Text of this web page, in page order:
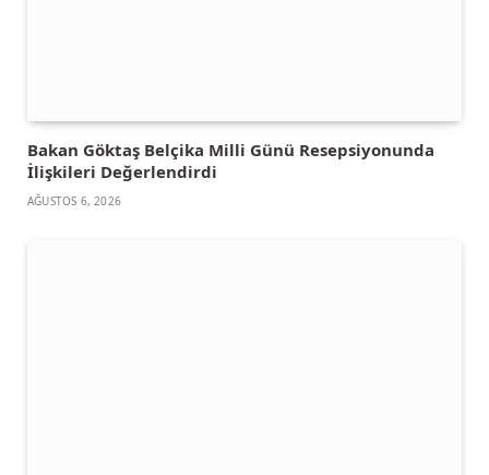
Bakan Göktaş Belçika Milli Günü Resepsiyonunda
İlişkileri Değerlendirdi
AĞUSTOS 6, 2026